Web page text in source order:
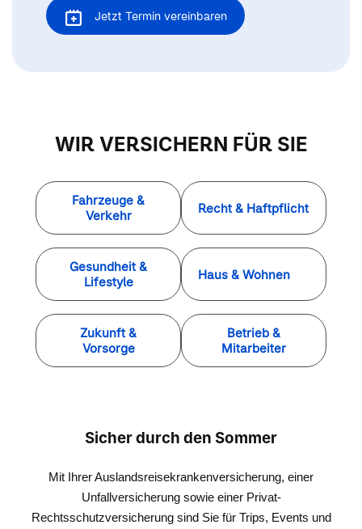
Jetzt Termin vereinbaren
WIR VERSICHERN FÜR SIE
Fahrzeuge &
Verkehr
Recht & Haftpflicht
Gesundheit &
Lifestyle
Haus & Wohnen
Zukunft &
Vorsorge
Betrieb &
Mitarbeiter
Sicher durch den Sommer
Mit Ihrer Auslandsreisekrankenversicherung, einer
Unfallversicherung sowie einer Privat-
Rechtsschutzversicherung sind Sie für Trips, Events und